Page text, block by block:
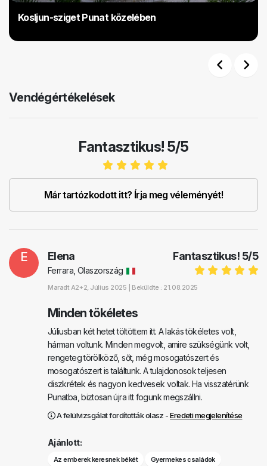
Kosljun-sziget Punat közelében
Vendégértékelések
Fantasztikus! 5/5
Már tartózkodott itt? Írja meg véleményét!
E Fantasztikus! 5/5
Elena
Ferrara, Olaszország
Maradt A2+2, Július 2025 | Beküldte : 21.08.2025
Minden tökéletes
Júliusban két hetet töltöttem itt. A lakás tökéletes volt,
hárman voltunk. Minden megvolt, amire szükségünk volt,
rengeteg törölköző, sőt, még mosogatószert és
mosogatószert is találtunk. A tulajdonosok teljesen
diszkrétek és nagyon kedvesek voltak. Ha visszatérünk
Punatba, biztosan újra itt fogunk megszállni.
A felülvizsgálat fordították olasz -Eredeti megjelenítése
Ajánlott:
Az emberek keresnek békét Gyermekes családok